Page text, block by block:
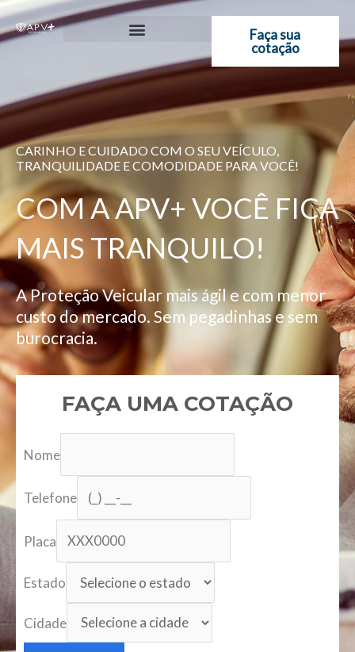
Ir
para
Faça sua
cotação
CARINHO E CUIDADO COM O SEU VEÍCULO,
TRANQUILIDADE E COMODIDADE PARA VOCÊ!
COM A APV+ VOCÊ FICA
MAIS TRANQUILO!
A Proteção Veicular mais ágil e com menor
custo do mercado. Sem pegadinhas e sem
burocracia.
FAÇA UMA COTAÇÃO
Nome
Telefone
Placa
Estado
Cidade